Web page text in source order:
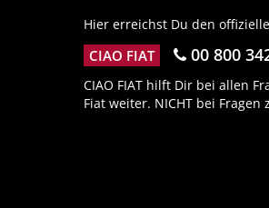
Hier erreichst Du den
CIAO FIAT 00 800
CIAO FIAT hilft Dir bei allen
Fiat weiter. NICHT bei Fragen